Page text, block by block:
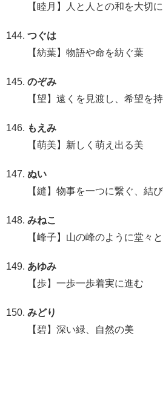
【睦月】人と人との和を大切
つぐは
【紡葉】物語や命を紡ぐ葉
のぞみ
【望】遠くを見渡し、希望を
もえみ
【萌美】新しく萌え出る美
ぬい
【縫】物事を一つに繋ぐ、結
みねこ
【峰子】山の峰のように堂々
あゆみ
【歩】一歩一歩着実に進む
みどり
【碧】深い緑、自然の美